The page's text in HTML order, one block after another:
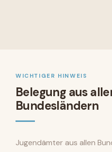
WICHTIGER HINWEIS
Belegung aus
Bundesländern
Jugendämter aus allen